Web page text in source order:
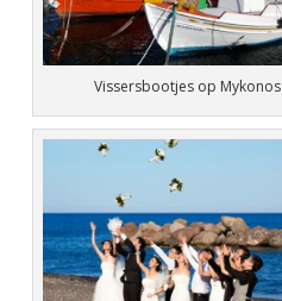
Vissersbootjes op Mykonos